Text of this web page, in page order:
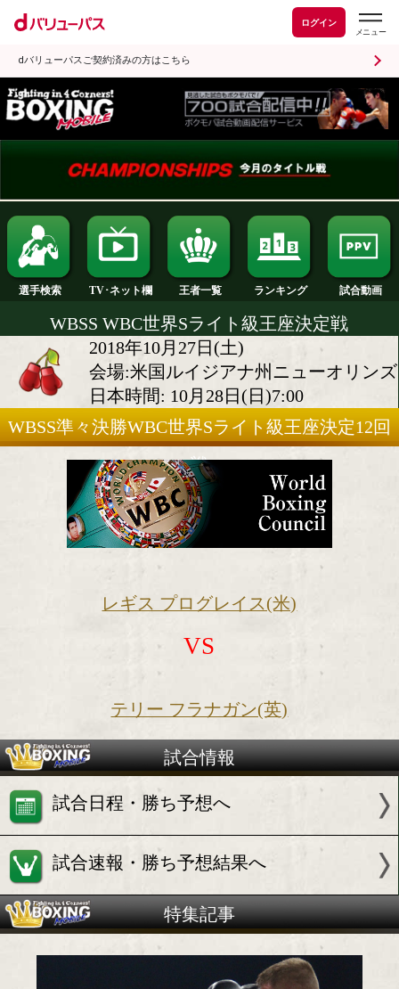
ログイン
dバリューパスご契約済みの方はこちら
選手検索 TV･ネット欄 王者一覧 ランキング
WBSS WBC世界Sライト級王座決
2018年10月27日(土)
会場:米国ルイジアナ州ニュー
日本時間: 10月28日(日)7:00
WBSS準々決勝WBC世界Sライト級王座
レギス プログレイス(米)
VS
テリー フラナガン(英)
試合情報
試合日程・勝ち予想へ